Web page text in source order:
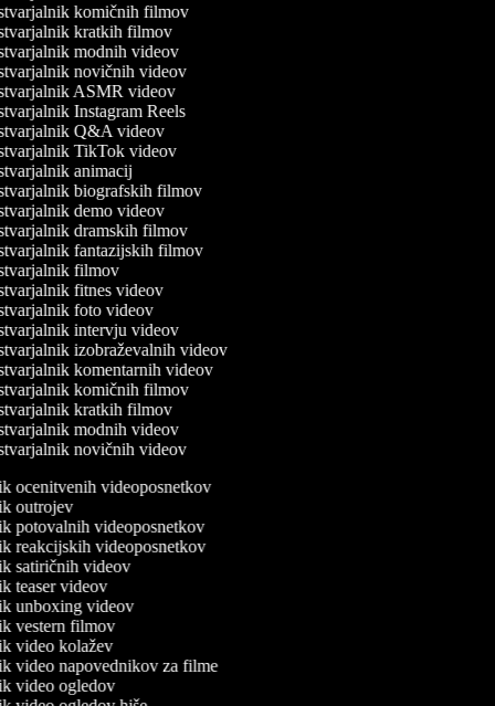
komičnih filmov
kratkih filmov
modnih videov
novičnih videov
ASMR videov
Instagram Reels
Q&A videov
TikTok videov
animacij
biografskih filmov
demo videov
dramskih filmov
fantazijskih filmov
filmov
fitnes videov
foto videov
intervju videov
izobraževalnih videov
komentarnih videov
komičnih filmov
kratkih filmov
modnih videov
novičnih videov
ocenitvenih videoposnetkov
outrojev
potovalnih videoposnetkov
reakcijskih videoposnetkov
satiričnih videov
teaser videov
unboxing videov
vestern filmov
video kolažev
video napovednikov za filme
video ogledov